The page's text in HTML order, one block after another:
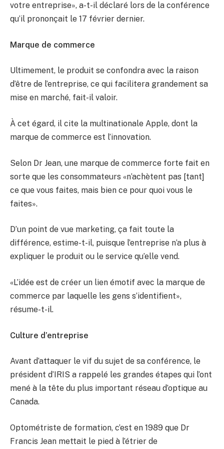
votre entreprise», a-t-il déclaré lors de la conférence
qu’il prononçait le 17 février dernier.
Marque de commerce
Ultimement, le produit se confondra avec la raison
d’être de l’entreprise, ce qui facilitera grandement sa
mise en marché, fait-il valoir.
À cet égard, il cite la multinationale Apple, dont la
marque de commerce est l’innovation.
Selon Dr Jean, une marque de commerce forte fait en
sorte que les consommateurs «n’achètent pas [tant]
ce que vous faites, mais bien ce pour quoi vous le
faites».
D’un point de vue marketing, ça fait toute la
différence, estime-t-il, puisque l’entreprise n’a plus à
expliquer le produit ou le service qu’elle vend.
«L’idée est de créer un lien émotif avec la marque de
commerce par laquelle les gens s’identifient»,
résume-t-il.
Culture d’entreprise
Avant d’attaquer le vif du sujet de sa conférence, le
président d’IRIS a rappelé les grandes étapes qui l’ont
mené à la tête du plus important réseau d’optique au
Canada.
Optométriste de formation, c’est en 1989 que Dr
Francis Jean mettait le pied à l’étrier de